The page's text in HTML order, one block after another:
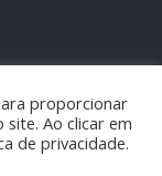
proporcionar
Ao clicar em
de privacidade.